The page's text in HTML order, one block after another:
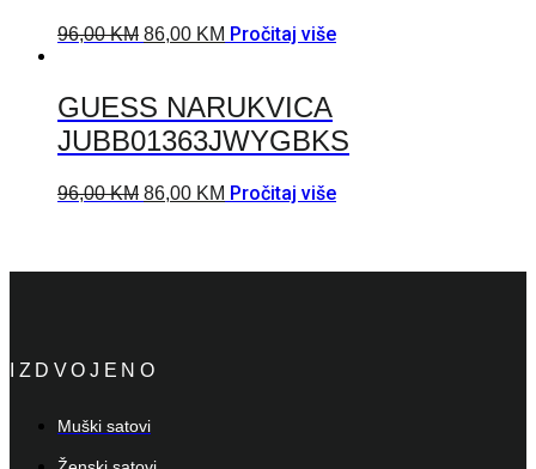
96,00KM 86,00 KM Pročitaj više
GUESS NARUKVICA
JUBB01363JWYGBKS
96,00KM 86,00 KM Pročitaj više
IZDVOJENO
Muški satovi